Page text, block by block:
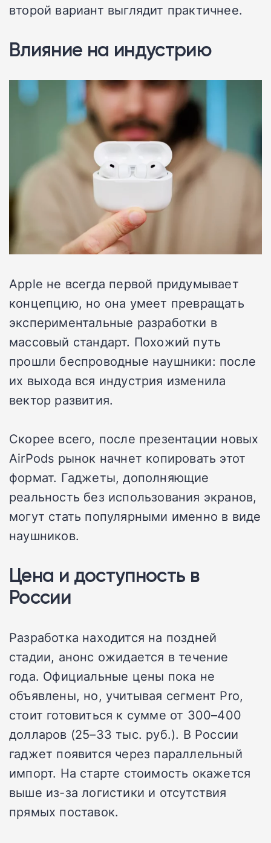
второй вариант выглядит практичнее.
Влияние на индустрию
Apple не всегда первой придумывает
концепцию, но она умеет превращать
экспериментальные разработки в
массовый стандарт. Похожий путь
прошли беспроводные наушники: после
их выхода вся индустрия изменила
вектор развития.
Скорее всего, после презентации новых
AirPods рынок начнет копировать этот
формат. Гаджеты, дополняющие
реальность без использования экранов,
могут стать популярными именно в виде
наушников.
Цена и доступность в
России
Разработка находится на поздней
стадии, анонс ожидается в течение
года. Официальные цены пока не
объявлены, но, учитывая сегмент Pro,
стоит готовиться к сумме от 300–400
долларов (25–33 тыс. руб.). В России
гаджет появится через параллельный
импорт. На старте стоимость окажется
выше из-за логистики и отсутствия
прямых поставок.